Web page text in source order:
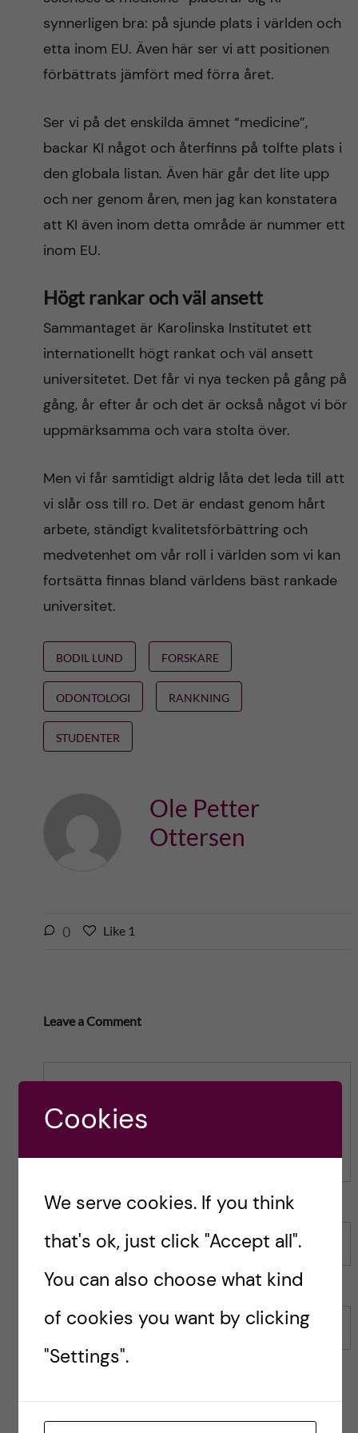
synnerligen bra: på sjunde plats i världen och
etta inom EU. Även här ser vi att positionen
förbättrats jämfört med förra året.
Ser vi på det enskilda ämnet “medicine”,
backar KI något och återfinns på tolfte plats i
den globala listan. Även här går det lite upp
och ner genom åren, men jag kan konstatera
att KI även inom detta område är nummer ett
inom EU.
Högt rankar och väl ansett
Sammantaget är Karolinska Institutet ett
internationellt högt rankat och väl ansett
universitetet. Det får vi nya tecken på gång på
gång, år efter år och det är också något vi bör
uppmärksamma och vara stolta över.
Men vi får samtidigt aldrig låta det leda till att
vi slår oss till ro. Det är endast genom hårt
arbete, ständigt kvalitetsförbättring och
medvetenhet om vår roll i världen som vi kan
fortsätta finnas bland världens bäst rankade
universitet.
BODIL LUND FORSKARE
ODONTOLOGI RANKNING
STUDENTER
Ole Petter
Ottersen
0
L
h
p
s
Like 1
t
s
o
t
Leave a Comment
Comment
Name
Cookies
We serve cookies. If you think
that's ok, just click "Accept all".
You can also choose what kind
of cookies you want by clicking
"Settings".